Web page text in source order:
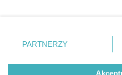
Gliwice
prywatności znajdujący się w
. Niektóre rodzaje
zgody użytkownika, ale masz
takiemu przetwarzaniu.
PARTNERZY